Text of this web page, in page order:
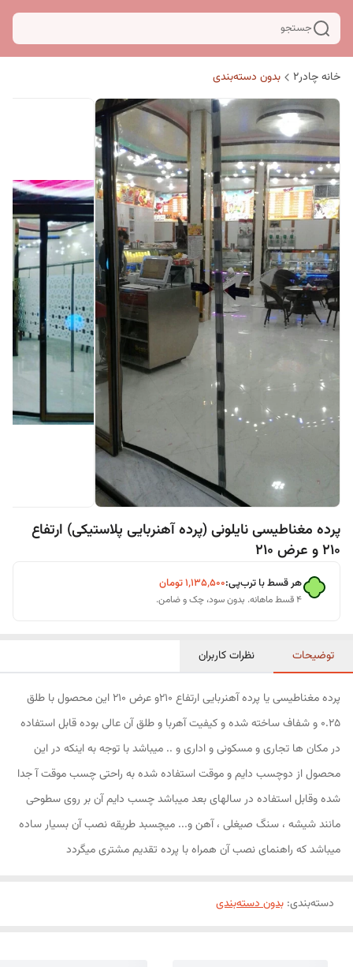
جستجو
خانه چادر۲ بدون دسته‌بندی
پرده مغناطیسی نایلونی (پرده آهنربایی پلاستیکی) ارتفاع
210 و عرض 210
هر قسط با ترب‌پی:۱٬۱۳۵٬۵۰۰تومان
۴ قسط ماهانه. بدون سود، چک و ضامن.
توضیحات نظرات کاربران
پرده مغناطیسی یا پرده آهنربایی ارتفاع 210و عرض 210 این محصول با طلق
0.25 و شفاف ساخته شده و کیفیت آهربا و طلق آن عالی بوده قابل استفاده
در مکان ها تجاری و مسکونی و اداری و .. میباشد با توجه به اینکه در این
محصول از دوچسب دایم و موقت استفاده شده به راحتی چسب موقت آ جدا
شده وقابل استفاده در سالهای بعد میباشد چسب دایم آن بر روی سطوحی
مانند شیشه ، سنگ صیغلی ، آهن و... میچسبد طریقه نصب آن بسیار ساده
میباشد که راهنمای نصب آن همراه با پرده تقدیم مشتری میگردد
دسته‌بندی: بدون دسته‌بندی